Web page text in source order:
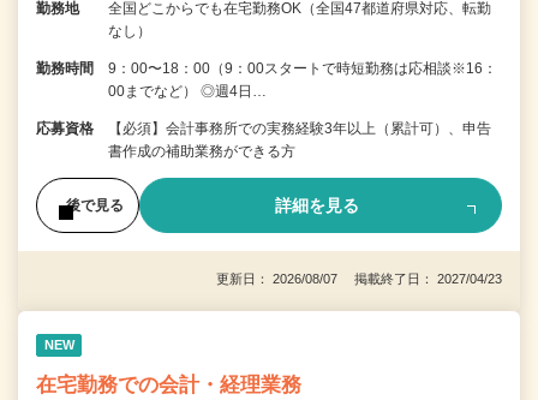
勤務地
全国どこからでも在宅勤務OK（全国47都道府県対応、転勤
なし）
勤務時間
9：00〜18：00（9：00スタートで時短勤務は応相談※16：
00までなど） ◎週4日…
応募資格
【必須】会計事務所での実務経験3年以上（累計可）、申告
書作成の補助業務ができる方
後で見る 詳細を見る
更新日： 2026/08/07 掲載終了日： 2027/04/23
NEW
在宅勤務での会計・経理業務